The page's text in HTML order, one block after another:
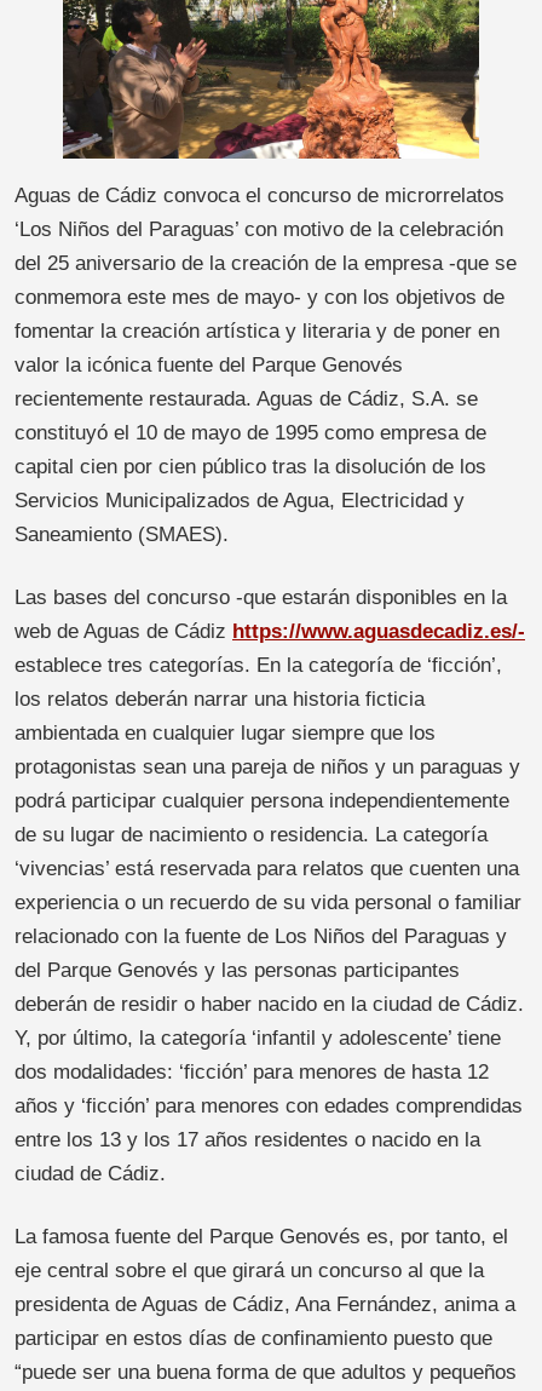
Aguas de Cádiz convoca el concurso de microrrelatos
‘Los Niños del Paraguas’ con motivo de la celebración
del 25 aniversario de la creación de la empresa -que se
conmemora este mes de mayo- y con los objetivos de
fomentar la creación artística y literaria y de poner en
valor la icónica fuente del Parque Genovés
recientemente restaurada. Aguas de Cádiz, S.A. se
constituyó el 10 de mayo de 1995 como empresa de
capital cien por cien público tras la disolución de los
Servicios Municipalizados de Agua, Electricidad y
Saneamiento (SMAES).
Las bases del concurso -que estarán disponibles en la
web de Aguas de Cádiz https://www.aguasdecadiz.es/-
establece tres categorías. En la categoría de ‘ficción’,
los relatos deberán narrar una historia ficticia
ambientada en cualquier lugar siempre que los
protagonistas sean una pareja de niños y un paraguas y
podrá participar cualquier persona independientemente
de su lugar de nacimiento o residencia. La categoría
‘vivencias’ está reservada para relatos que cuenten una
experiencia o un recuerdo de su vida personal o familiar
relacionado con la fuente de Los Niños del Paraguas y
del Parque Genovés y las personas participantes
deberán de residir o haber nacido en la ciudad de Cádiz.
Y, por último, la categoría ‘infantil y adolescente’ tiene
dos modalidades: ‘ficción’ para menores de hasta 12
años y ‘ficción’ para menores con edades comprendidas
entre los 13 y los 17 años residentes o nacido en la
ciudad de Cádiz.
La famosa fuente del Parque Genovés es, por tanto, el
eje central sobre el que girará un concurso al que la
presidenta de Aguas de Cádiz, Ana Fernández, anima a
participar en estos días de confinamiento puesto que
“puede ser una buena forma de que adultos y pequeños